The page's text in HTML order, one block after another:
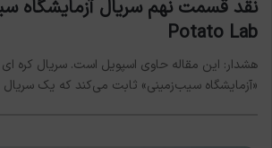
Potato Lab
«آزمایشگاه سیب‌زمینی» ثابت می‌کند که یک